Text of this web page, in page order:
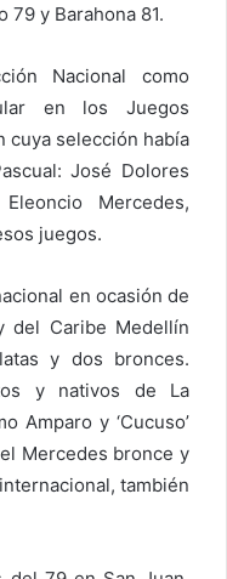
79 y Barahona 81.
Nacional como
en los Juegos
cuya selección había
José Dolores
Mercedes,
juegos.
en ocasión de
del Caribe Medellín
y dos bronces.
y nativos de La
Amparo y ‘Cucuso’
Mercedes bronce y
también